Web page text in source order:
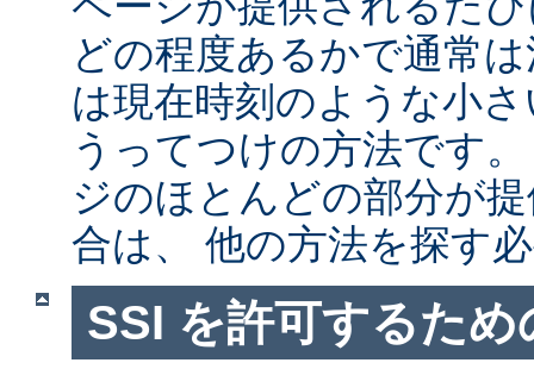
どの程度あるかで通常
は現在時刻のような小
うってつけの方法です
ジのほとんどの部分が
合は、 他の方法を探す
SSI を許可するた